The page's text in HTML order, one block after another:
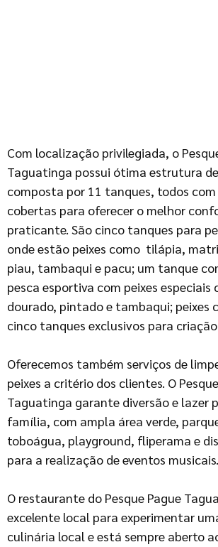
Com localização privilegiada, o
Taguatinga possui ótima estrutura
composta por 11 tanques, todos
cobertas para oferecer o melhor
praticante. São cinco tanques para
onde estão peixes como tilápia,
piau, tambaqui e pacu; um tanque
pesca esportiva com peixes especiais
dourado, pintado e tambaqui; peixes
cinco tanques exclusivos para
Oferecemos também serviços de
peixes a critério dos clientes. O
Taguatinga garante diversão e lazer
família, com ampla área verde,
toboágua, playground, fliperama e
para a realização de eventos musicais.
O restaurante do Pesque Pague
excelente local para experimentar
culinária local e está sempre aberto